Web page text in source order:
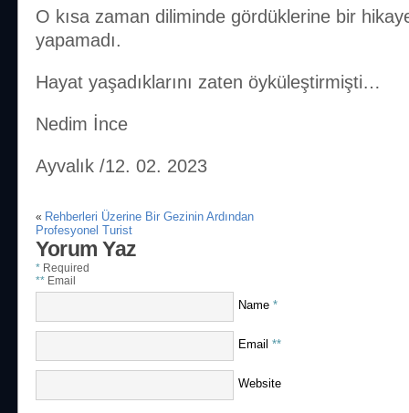
O kısa zaman diliminde gördüklerine bir
yapamadı.
Hayat yaşadıklarını zaten öyküleştirmişti…
Nedim İnce
Ayvalık /12. 02. 2023
« Rehberleri Üzerine Bir Gezinin Ardından
Profesyonel Turist
Yorum Yaz
* Required
** Email
Name *
Email **
Website